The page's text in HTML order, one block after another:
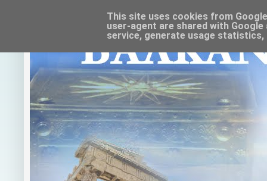
This site uses cookies from
user-agent are shared with
service, generate usage statistics,